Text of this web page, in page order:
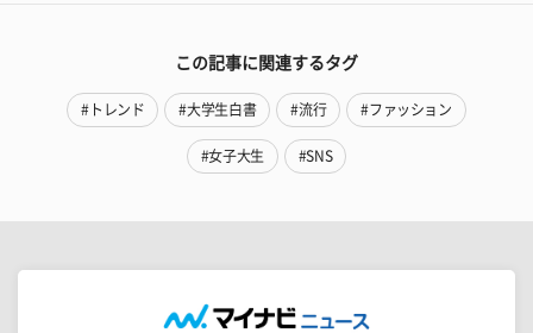
この記事に関連するタグ
#トレンド #大学生白書 #流行 #ファッション
#女子大生 #SNS